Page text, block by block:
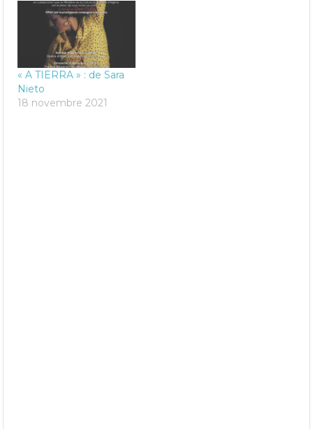
« A TIERRA » : de Sara
Nieto
18 novembre 2021